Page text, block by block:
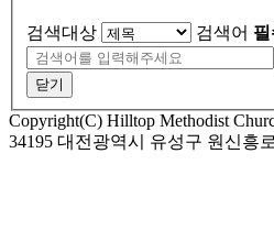
검색대상 검색어
닫기
Copyright(C) Hilltop Methodist
34195 대전광역시 유성구 원신흥